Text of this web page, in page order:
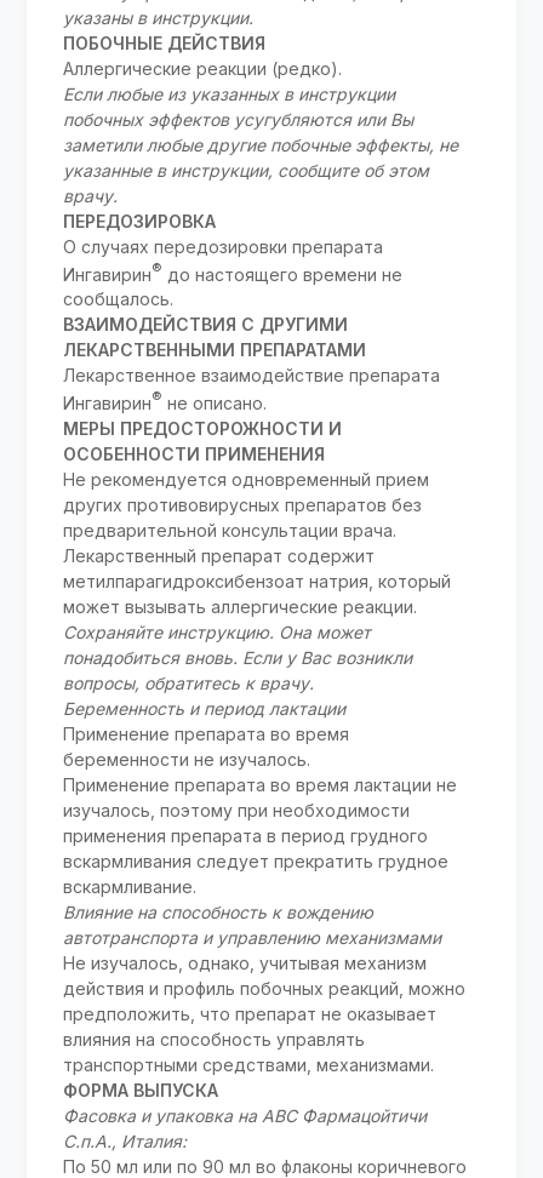
указаны в инструкции.
ПОБОЧНЫЕ ДЕЙСТВИЯ
Аллергические реакции (редко).
Если любые из указанных в инструкции
побочных эффектов усугубляются или Вы
заметили любые другие побочные эффекты, не
указанные в инструкции, сообщите об этом
врачу.
ПЕРЕДОЗИРОВКА
О случаях передозировки препарата
Ингавирин® до настоящего времени не
сообщалось.
ВЗАИМОДЕЙСТВИЯ С ДРУГИМИ
ЛЕКАРСТВЕННЫМИ ПРЕПАРАТАМИ
Лекарственное взаимодействие препарата
Ингавирин® не описано.
МЕРЫ ПРЕДОСТОРОЖНОСТИ И
ОСОБЕННОСТИ ПРИМЕНЕНИЯ
Не рекомендуется одновременный прием
других противовирусных препаратов без
предварительной консультации врача.
Лекарственный препарат содержит
метилпарагидроксибензоат натрия, который
может вызывать аллергические реакции.
Сохраняйте инструкцию. Она может
понадобиться вновь. Если у Вас возникли
вопросы, обратитесь к врачу.
Беременность и период лактации
Применение препарата во время
беременности не изучалось.
Применение препарата во время лактации не
изучалось, поэтому при необходимости
применения препарата в период грудного
вскармливания следует прекратить грудное
вскармливание.
Влияние на способность к вождению
автотранспорта и управлению механизмами
Не изучалось, однако, учитывая механизм
действия и профиль побочных реакций, можно
предположить, что препарат не оказывает
влияния на способность управлять
транспортными средствами, механизмами.
ФОРМА ВЫПУСКА
Фасовка и упаковка на АВС Фармацойтичи
С.п.А., Италия:
По 50 мл или по 90 мл во флаконы коричневого